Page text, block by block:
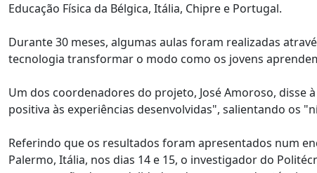
Educação Física da Bélgica, Itália, Chipre e Portugal.
Durante 30 meses, algumas aulas foram realizadas
tecnologia transformar o modo como os jovens
Um dos coordenadores do projeto, José Amoroso,
positiva às experiências desenvolvidas", salientando os
Referindo que os resultados foram apresentados num
Palermo, Itália, nos dias 14 e 15, o investigador do